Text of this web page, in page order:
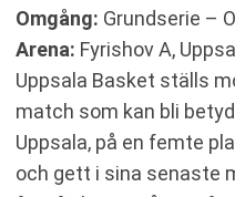
Omgång: Grundserie –
Arena: Fyrishov A,
Uppsala Basket ställs
match som kan bli
Uppsala, på en femte
och gett i sina senaste